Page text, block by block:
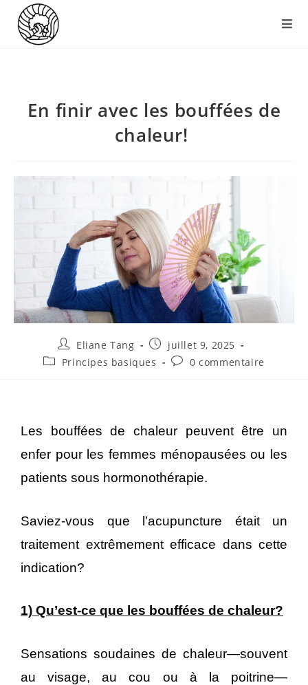
En finir avec les bouffées de
chaleur!
Eliane Tang
juillet 9, 2025
Principes basiques
0 commentaire
Les bouffées de chaleur peuvent être un
enfer pour les femmes ménopausées ou les
patients sous hormonothérapie.
Saviez-vous que l’acupuncture était un
traitement extrêmement efficace dans cette
indication?
1) Qu’est-ce que les bouffées de chaleur?
Sensations soudaines de chaleur—souvent
au visage, au cou ou à la poitrine—